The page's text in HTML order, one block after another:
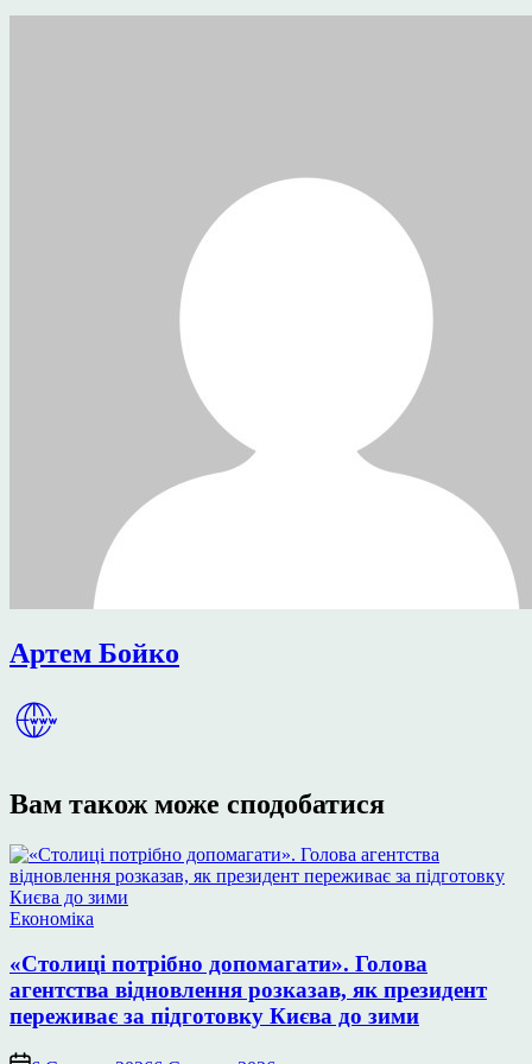
Артем Бойко
Вам також може сподобатися
Опублікувати
Економіка
«Столиці потрібно допомагати». Голова
агентства відновлення розказав, як президент
переживає за підготовку Києва до зими